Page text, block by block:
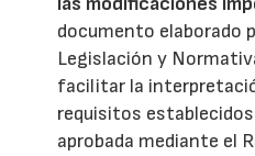
documento elaborado
Legislación y
facilitar la
requisitos establecidos
aprobada mediante el